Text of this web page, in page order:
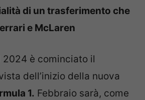
di un trasferimento che
e McLaren
2024 è cominciato il
dell’inizio della nuova
1. Febbraio sarà, come